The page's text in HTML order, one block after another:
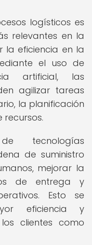
logísticos es
relevantes en la
eficiencia en la
el uso de
artificial, las
agilizar tareas
la planificación
tecnologías
de suministro
mejorar la
de entrega y
Esto se
eficiencia y
clientes como